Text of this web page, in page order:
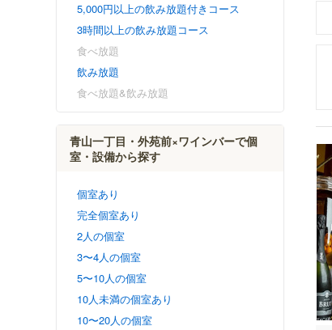
5,000円以上の飲み放題付きコース
3時間以上の飲み放題コース
食べ放題
飲み放題
食べ放題&飲み放題
青山一丁目・外苑前×ワインバーで個
室・設備から探す
個室あり
完全個室あり
2人の個室
3〜4人の個室
5〜10人の個室
10人未満の個室あり
10〜20人の個室